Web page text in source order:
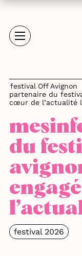
festival Off Avignon
partenaire du
cœur de l’actualité
du
festival 2026